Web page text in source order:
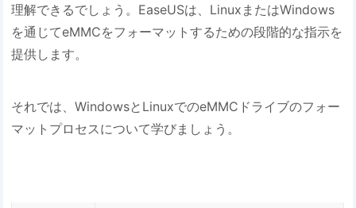
理解できるでしょう。EaseUSは、LinuxまたはWindows
を通じてeMMCをフォーマットするための段階的な指示を
提供します。
それでは、WindowsとLinuxでのeMMCドライブのフォー
マットプロセスについて学びましょう。